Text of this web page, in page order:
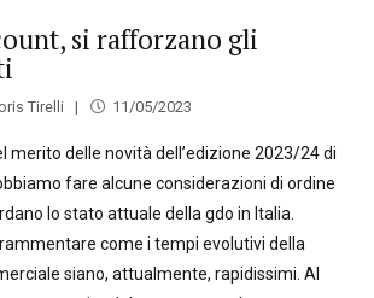
si rafforzano gli
Tirelli 11/05/2023
merito delle novità dell’edizione 2023/24 di
fare alcune considerazioni di ordine
lo stato attuale della gdo in Italia.
come i tempi evolutivi della
siano, attualmente, rapidissimi. Al